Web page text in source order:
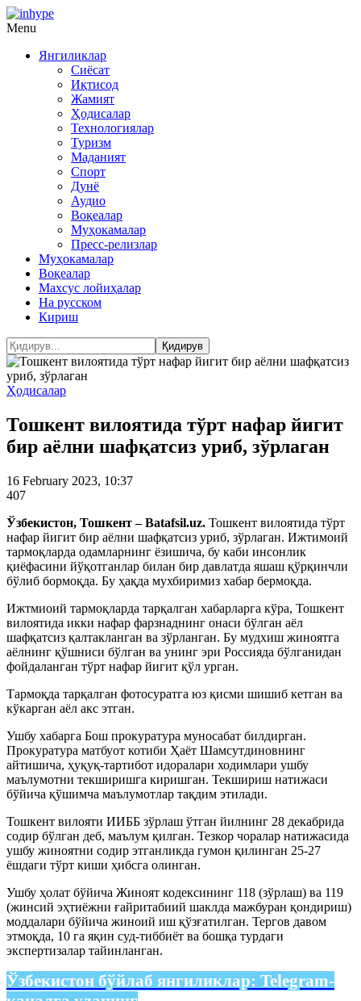
Menu
Янгиликлар
Сиёсат
Иқтисод
Жамият
Ҳодисалар
Технологиялар
Туризм
Маданият
Спорт
Дунё
Аудио
Воқеалар
Муҳокамалар
Пресс-релизлар
Муҳокамалар
Воқеалар
Махсус лойиҳалар
На русском
Кириш
Ҳодисалар
Тошкент вилоятида тўрт нафар йигит
бир аёлни шафқатсиз уриб, зўрлаган
16 February 2023, 10:37
407
Ўзбекистон, Тошкент – Batafsil.uz. Тошкент вилоятида тўрт
нафар йигит бир аёлни шафқатсиз уриб, зўрлаган. Ижтимоий
тармоқларда одамларнинг ёзишича, бу каби инсонлик
қиёфасини йўқотганлар билан бир давлатда яшаш қўрқинчли
бўлиб бормоқда. Бу ҳақда мухбиримиз хабар бермоқда.
Ижтмиоий тармоқларда тарқалган хабарларга кўра, Тошкент
вилоятида икки нафар фарзнаднинг онаси бўлган аёл
шафқатсиз қалтакланган ва зўрланган. Бу мудхиш жиноятга
аёлнинг қўшниси бўлган ва унинг эри Россияда бўлганидан
фойдаланган тўрт нафар йигит қўл урган.
Тармоқда тарқалган фотосуратга юз қисми шишиб кетган ва
кўкарган аёл акс этган.
Ушбу хабарга Бош прокуратура муносабат билдирган.
Прокуратура матбуот котиби Ҳаёт Шамсутдиновнинг
айтишича, ҳуқуқ-тартибот идоралари ходимлари ушбу
маълумотни текширишга киришган. Текшириш натижаси
бўйича қўшимча маълумотлар тақдим этилади.
Тошкент вилояти ИИББ зўрлаш ўтган йилнинг 28 декабрида
содир бўлган деб, маълум қилган. Тезкор чоралар натижасида
ушбу жиноятни содир этганликда гумон қилинган 25-27
ёшдаги тўрт киши ҳибсга олинган.
Ушбу ҳолат бўйича Жиноят кодексининг 118 (зўрлаш) ва 119
(жинсий эҳтиёжни ғайритабиий шаклда мажбуран қондириш)
моддалари бўйича жиноий иш қўзғатилган. Тергов давом
этмоқда, 10 га яқин суд-тиббиёт ва бошқа турдаги
экспертизалар тайинланган.
Ўзбекистон бўйлаб янгиликлар: Telegram-